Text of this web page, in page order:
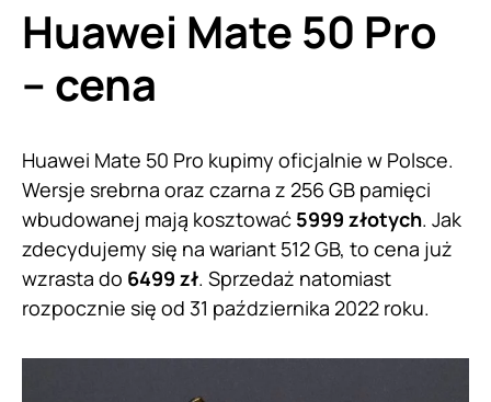
Huawei Mate 50 Pro
– cena
Huawei Mate 50 Pro kupimy oficjalnie w Polsce.
Wersje srebrna oraz czarna z 256 GB pamięci
wbudowanej mają kosztować 5999 złotych. Jak
zdecydujemy się na wariant 512 GB, to cena już
wzrasta do 6499 zł. Sprzedaż natomiast
rozpocznie się od 31 października 2022 roku.